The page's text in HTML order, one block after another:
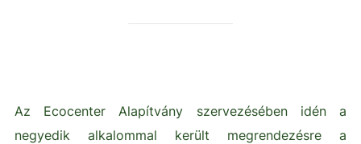
Az Ecocenter Alapítvány szervezésében idén a
negyedik alkalommal került megrendezésre a